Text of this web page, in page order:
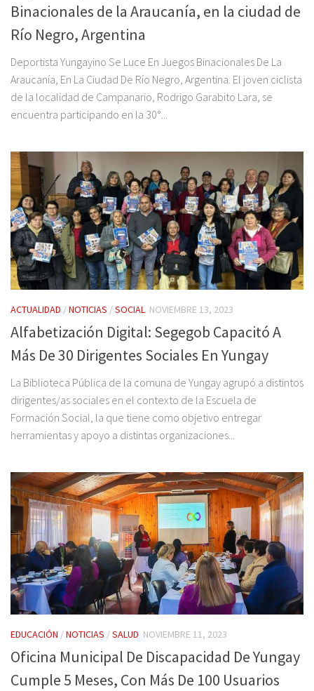
Binacionales de la Araucanía, en la ciudad de
Río Negro, Argentina
Deportista Yungayino Se Luce En Juegos Binacionales De La
Araucanía, En La Ciudad De Río Negro, Argentina. El joven ciclista
de la localidad de Campanario, Rodrigo Garabito Lara, se
encuentra participando en la 30°...
ACTUALIDAD /NOTICIAS /SOCIAL NOVIEMBRE 13, 2023
Alfabetización Digital: Segegob Capacitó A
Más De 30 Dirigentes Sociales En Yungay
La Biblioteca Pública de la comuna de Yungay agrupó a distintos
dirigentes/as sociales en el contexto de la Escuela de
Formación Social, la que tiene como objetivo entregar
herramientas y apoyo a distintas organizaciones...
EDUCACIÓN /NOTICIAS /SALUD NOVIEMBRE 11, 2023
Oficina Municipal De Discapacidad De Yungay
Cumple 5 Meses, Con Más De 100 Usuarios